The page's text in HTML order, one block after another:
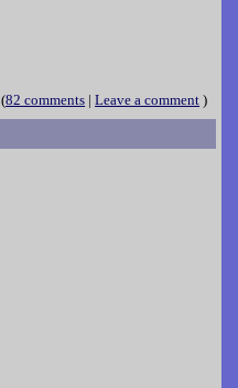
(82 comments |Leave a comment )